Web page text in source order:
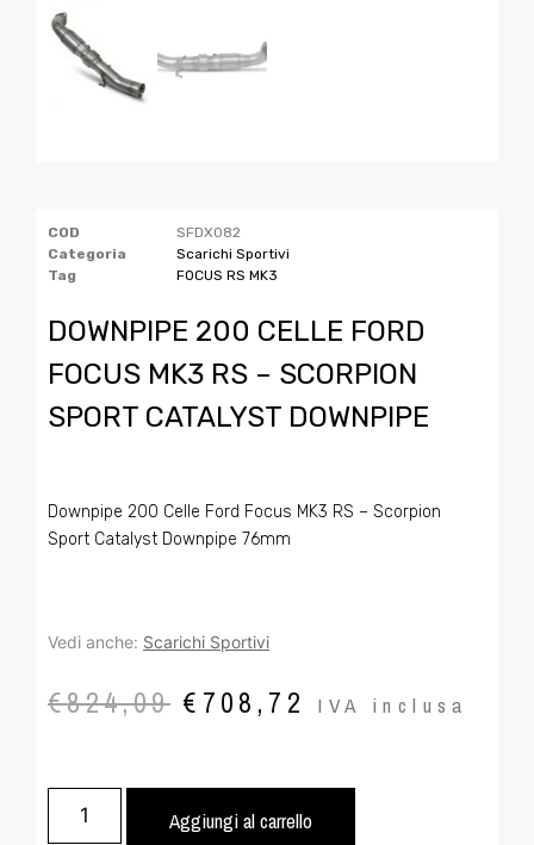
COD
SFDX082
Categoria
Scarichi Sportivi
Tag
FOCUS RS MK3
DOWNPIPE 200 CELLE FORD
FOCUS MK3 RS – SCORPION
SPORT CATALYST DOWNPIPE
Downpipe 200 Celle Ford Focus MK3 RS – Scorpion
Sport Catalyst Downpipe 76mm
Vedi anche: Scarichi Sportivi
€824,09 € 708,72 IVA inclusa
Aggiungi al carrello